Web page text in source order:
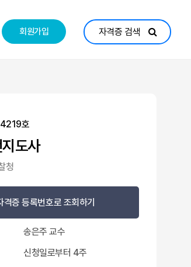
회원가입 자격증 검색
호
도사
청
격증 등록번호로 조회하기
송은주 교수
신청일로부터 4주